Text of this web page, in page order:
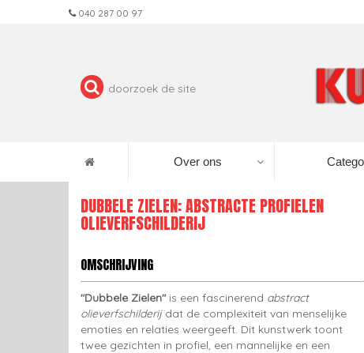
040 287 00 97
Over ons
DUBBELE ZIELEN: ABSTRACTE PROFIELEN
OLIEVERFSCHILDERIJ
OMSCHRIJVING
"Dubbele Zielen" is een fascinerend abstract
olieverfschilderijdat de complexiteit van menselijke
emoties en relaties weergeeft. Dit kunstwerk toont
twee gezichten in profiel, een mannelijke en een